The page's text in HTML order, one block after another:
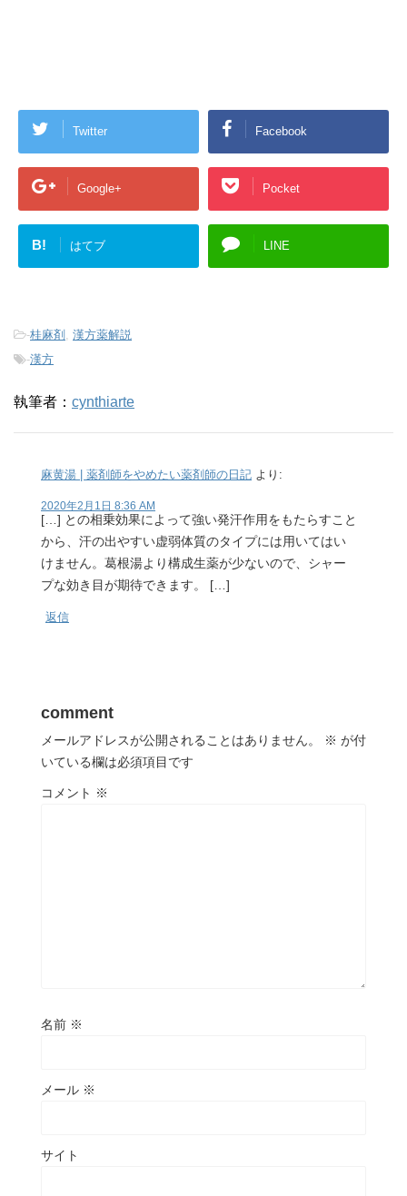
Twitter Facebook
Google+ Pocket
B! はてブ LINE
-桂麻剤 漢方薬解説
-漢方
執筆者： cynthiarte
麻黄湯 | 薬剤師をやめたい薬剤師の日記 より:
2020年2月1日 8:36 AM
[…] との相乗効果によって強い発汗作用をもたらすこと
から、汗の出やすい虚弱体質のタイプには用いてはい
けません。葛根湯より構成生薬が少ないので、シャー
プな効き目が期待できます。 […]
返信
comment
メールアドレスが公開されることはありません。 ※ が付
いている欄は必須項目です
コメント ※
名前 ※
メール ※
サイト